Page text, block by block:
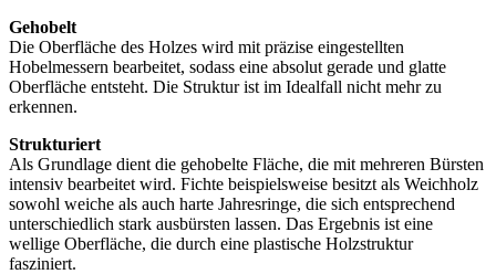
Gehobelt
Die Oberfläche des Holzes wird mit präzise eingestellten
Hobelmessern bearbeitet, sodass eine absolut gerade und glatte
Oberfläche entsteht. Die Struktur ist im Idealfall nicht mehr zu
erkennen.
Strukturiert
Als Grundlage dient die gehobelte Fläche, die mit mehreren Bürsten
intensiv bearbeitet wird. Fichte beispielsweise besitzt als Weichholz
sowohl weiche als auch harte Jahresringe, die sich entsprechend
unterschiedlich stark ausbürsten lassen. Das Ergebnis ist eine
wellige Oberfläche, die durch eine plastische Holzstruktur
fasziniert.